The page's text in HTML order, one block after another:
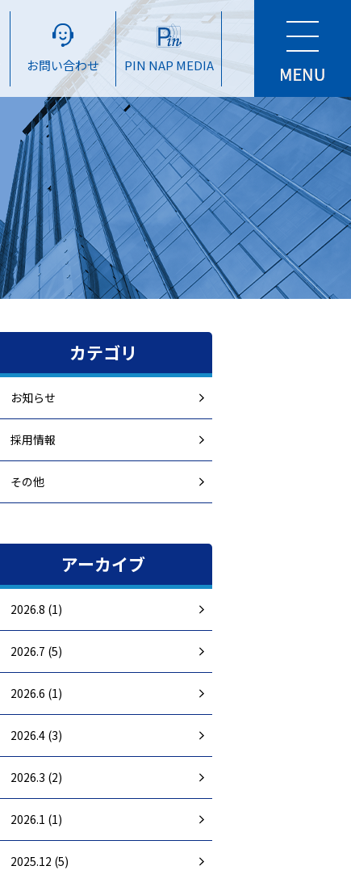
お問い合わせ PIN NAP MEDIA
カテゴリ
お知らせ
採用情報
その他
アーカイブ
2026.8 (1)
2026.7 (5)
2026.6 (1)
2026.4 (3)
2026.3 (2)
2026.1 (1)
2025.12 (5)